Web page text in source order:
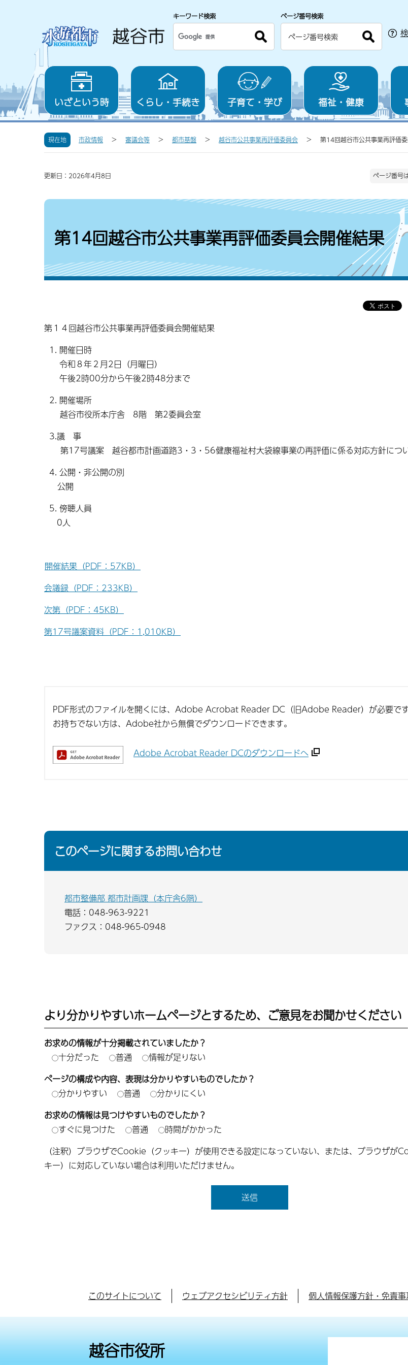
キーワード検索 ページ番号検索
いざという時 くらし・手続き 子育て・学び 福祉・健康
現在地 市政情報 審議会等 都市基盤 越谷市公共事業再評価委員会 第14回越谷市公共事業再評価
更新日：2026年4月8日 ページ番号
第14回越谷市公共事業再評価委員会開催結果
第１４回越谷市公共事業再評価委員会開催結果
開催日時
令和８年２月2日（月曜日）
午後2時00分から午後2時48分まで
2. 開催場所
越谷市役所本庁舎 8階 第2委員会室
3.議 事
第17号議案 越谷都市計画道路3・3・56健康福祉村大袋線事業の再評価に係る対応方針につ
4. 公開・非公開の別
公開
5. 傍聴人員
0人
開催結果（PDF：57KB）
会議録（PDF：233KB）
次第（PDF：45KB）
第17号議案資料（PDF：1,010KB）
PDF形式のファイルを開くには、Adobe Acrobat Reader DC（旧Adobe Reader）が必要です
お持ちでない方は、Adobe社から無償でダウンロードできます。
Adobe Acrobat Reader DCのダウンロードへ
このページに関するお問い合わせ
都市整備部 都市計画課（本庁舎6階）
電話：048-963-9221
ファクス：048-965-0948
より分かりやすいホームページとするため、ご意見をお聞かせください
お求めの情報が十分掲載されていましたか？
十分だった
普通
情報が足りない
ページの構成や内容、表現は分かりやすいものでしたか？
分かりやすい
普通
分かりにくい
お求めの情報は見つけやすいものでしたか？
すぐに見つけた
普通
時間がかかった
（注釈）ブラウザでCookie（クッキー）が使用できる設定になっていない、または、ブラウザが
キー）に対応していない場合は利用いただけません。
このサイトについて ウェブアクセシビリティ方針 個人情報保護方針・免責
越谷市役所